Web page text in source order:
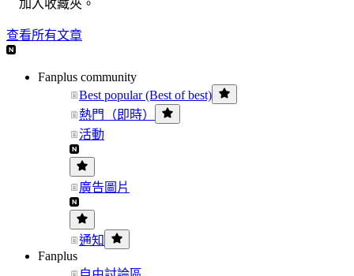
加入收藏夾。
查看所有文章
Fanplus community
Best popular (Best of best)
熱門（即時）
活動
廣告圖片
通知
Fanplus